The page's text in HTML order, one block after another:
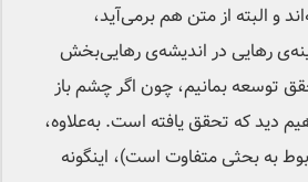
و البته از متن هم برمی‌آید،
رهایی در اندیشه‌ی رهایی‌بخش
توسعه بمانیم، چون اگر چشم باز
دید که تحقق یافته است. به‌علاوه،
به بحثی متفاوت است)، اینگونه